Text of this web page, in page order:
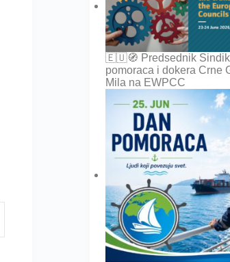
🇪🇺🧭 Predsednik
pomoraca i dokera Crne
Mila na EWPCC